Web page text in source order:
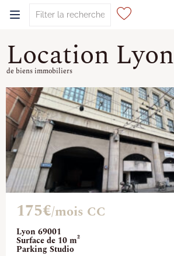
Location Lyon
de biens immobiliers
Lyon 69001
Surface de 10 m²
Parking Studio
175€/mois CC